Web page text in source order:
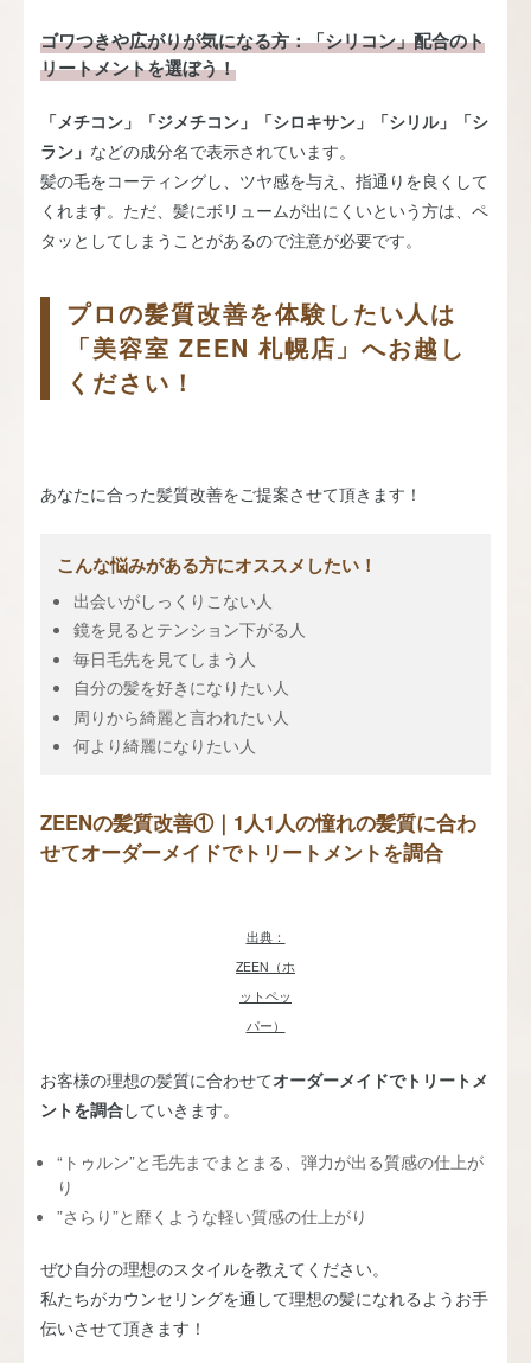
ゴワつきや広がりが気になる方：「シリコン」配合のト
リートメントを選ぼう！
「メチコン」「ジメチコン」「シロキサン」「シリル」「シ
ラン」 などの成分名で表示されています。
髪の毛をコーティングし、ツヤ感を与え、指通りを良くして
くれます。ただ、髪にボリュームが出にくいという方は、ペ
タッとしてしまうことがあるので注意が必要です。
プロの髪質改善を体験したい人は
「美容室 ZEEN 札幌店」へお越し
ください！
あなたに合った髪質改善をご提案させて頂きます！
こんな悩みがある方にオススメしたい！
出会いがしっくりこない人
鏡を見るとテンション下がる人
毎日毛先を見てしまう人
自分の髪を好きになりたい人
周りから綺麗と言われたい人
何より綺麗になりたい人
ZEENの髪質改善①｜1人1人の憧れの髪質に合わ
せてオーダーメイドでトリートメントを調合
出典：
ZEEN（ホ
ットペッ
パー）
お客様の理想の髪質に合わせてオーダーメイドでトリートメ
ントを調合していきます。
“トゥルン”と毛先までまとまる、弾力が出る質感の仕上が
り
”さらり”と靡くような軽い質感の仕上がり
ぜひ自分の理想のスタイルを教えてください。
私たちがカウンセリングを通して理想の髪になれるようお手
伝いさせて頂きます！